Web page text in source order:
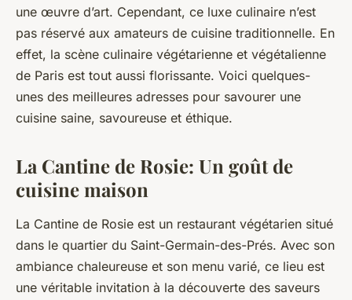
une œuvre d’art. Cependant, ce luxe culinaire n’est
pas réservé aux amateurs de cuisine traditionnelle. En
effet, la scène culinaire végétarienne et végétalienne
de Paris est tout aussi florissante. Voici quelques-
unes des meilleures adresses pour savourer une
cuisine saine, savoureuse et éthique.
La Cantine de Rosie: Un goût de
cuisine maison
La Cantine de Rosie est un restaurant végétarien situé
dans le quartier du Saint-Germain-des-Prés. Avec son
ambiance chaleureuse et son menu varié, ce lieu est
une véritable invitation à la découverte des saveurs